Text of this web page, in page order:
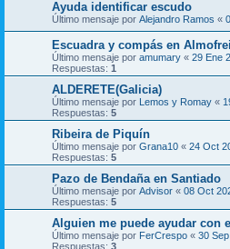
Ayuda identificar escudo
Último mensaje por Alejandro Ramos «
Escuadra y compás en Almofrei
Último mensaje por amumary « 29 Ene
Respuestas: 1
ALDERETE(Galicia)
Último mensaje por Lemos y Romay «
Respuestas: 5
Ribeira de Piquín
Último mensaje por Grana10 « 24 Oct
Respuestas: 5
Pazo de Bendaña en Santiado
Último mensaje por Advisor « 08 Oct
Respuestas: 5
Alguien me puede ayudar con
Último mensaje por FerCrespo « 30
Respuestas: 3